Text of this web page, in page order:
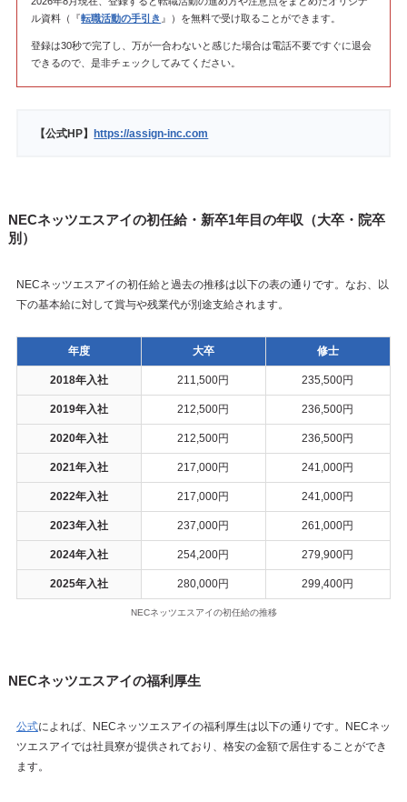
ル資料（『転職活動の手引き 』）を無料で受け取ることができます。
登録は30秒で完了し、万が一合わないと感じた場合は電話不要ですぐに退会
できるので、是非チェックしてみてください。
【公式HP】https://assign-inc.com
NECネッツエスアイの初任給・新卒1年目の年収（大卒・院卒
別）
NECネッツエスアイの初任給と過去の推移は以下の表の通りです。なお、以
下の基本給に対して賞与や残業代が別途支給されます。
年度 大卒 修士
2018年入社 211,500円 235,500円
2019年入社 212,500円 236,500円
2020年入社 212,500円 236,500円
2021年入社 217,000円 241,000円
2022年入社 217,000円 241,000円
2023年入社 237,000円 261,000円
2024年入社 254,200円 279,900円
2025年入社 280,000円 299,400円
NECネッツエスアイの初任給の推移
NECネッツエスアイの福利厚生
公式によれば、NECネッツエスアイの福利厚生は以下の通りです。NECネッ
ツエスアイでは社員寮が提供されており、格安の金額で居住することができ
ます。